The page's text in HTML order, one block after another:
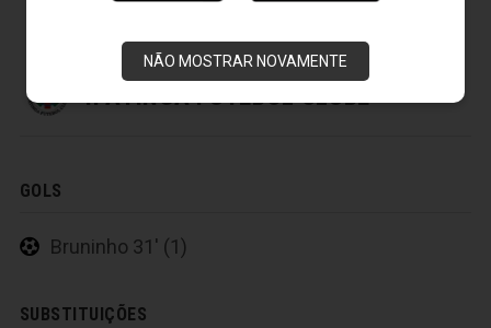
NÃO MOSTRAR NOVAMENTE
IPATINGA FUTEBOL CLUBE
GOLS
Bruninho 31' (1)
SUBSTITUIÇÕES